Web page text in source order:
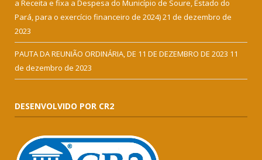
a Receita e fixa a Despesa do Município de Soure, Estado do
Pará, para o exercício financeiro de 2024)21 de dezembro de
2023
PAUTA DA REUNIÃO ORDINÁRIA, DE 11 DE DEZEMBRO DE 2023 11
de dezembro de 2023
DESENVOLVIDO POR CR2